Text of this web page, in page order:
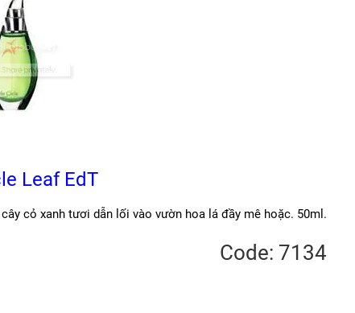
Leaf EdT
cỏ xanh tươi dẫn lối vào vườn hoa lá đầy mê hoặc. 50ml.
Code: 7134